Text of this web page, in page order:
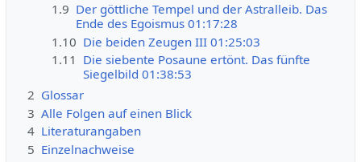
1.9 Der göttliche Tempel und der Astralleib. Das
Ende des Egoismus 01:17:28
1.10 Die beiden Zeugen III 01:25:03
1.11 Die siebente Posaune ertönt. Das fünfte
Siegelbild 01:38:53
2 Glossar
3 Alle Folgen auf einen Blick
4 Literaturangaben
5 Einzelnachweise